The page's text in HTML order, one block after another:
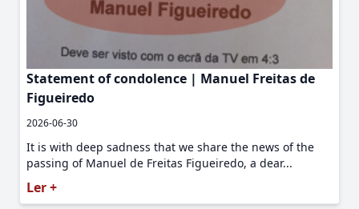
Statement of condolence | Manuel Freitas de
Figueiredo
2026-06-30
It is with deep sadness that we share the news of the
passing of Manuel de Freitas Figueiredo, a dear...
Ler +